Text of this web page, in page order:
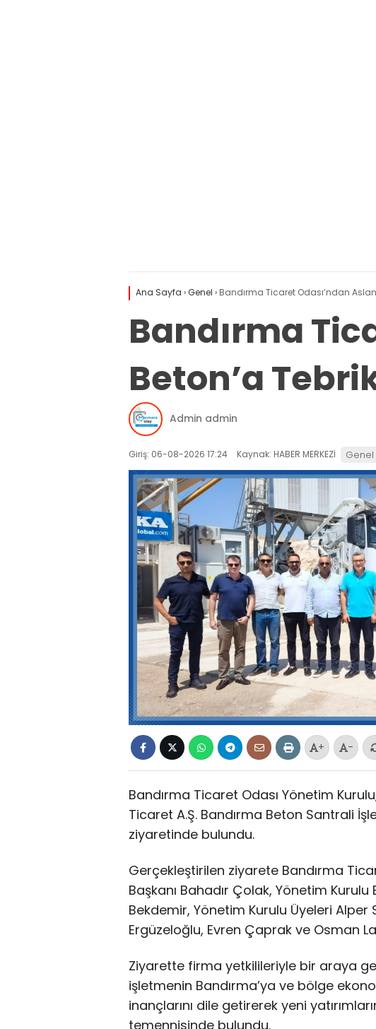
Bandırma
Beton’a
Giriş: 06-08-2026 17:24
+ -
Bandırma Ticaret Odası Yönetim
Ticaret A.Ş. Bandırma Beton Santrali
ziyaretinde bulundu.
Başkanı Bahadır Çolak, Yönetim Kurulu
Bekdemir, Yönetim Kurulu Üyeleri Alper
Ergüzeloğlu, Evren Çaprak ve Osman
işletmenin Bandırma’ya ve bölge
inançlarını dile getirerek yeni
temennisinde bulundu.